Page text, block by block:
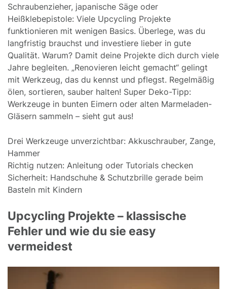
Schraubenzieher, japanische Säge oder
Heißklebepistole: Viele Upcycling Projekte
funktionieren mit wenigen Basics. Überlege, was du
langfristig brauchst und investiere lieber in gute
Qualität. Warum? Damit deine Projekte dich durch viele
Jahre begleiten. „Renovieren leicht gemacht“ gelingt
mit Werkzeug, das du kennst und pflegst. Regelmäßig
ölen, sortieren, sauber halten! Super Deko-Tipp:
Werkzeuge in bunten Eimern oder alten Marmeladen-
Gläsern sammeln – sieht gut aus!
Drei Werkzeuge unverzichtbar: Akkuschrauber, Zange,
Hammer
Richtig nutzen: Anleitung oder Tutorials checken
Sicherheit: Handschuhe & Schutzbrille gerade beim
Basteln mit Kindern
Upcycling Projekte – klassische
Fehler und wie du sie easy
vermeidest